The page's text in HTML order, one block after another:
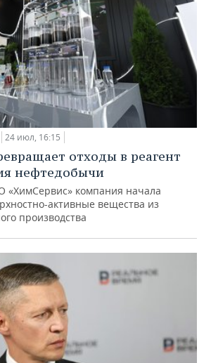
24 июл, 16:15
отходы в реагент
нефтедобычи
компания начала
активные вещества из
производства